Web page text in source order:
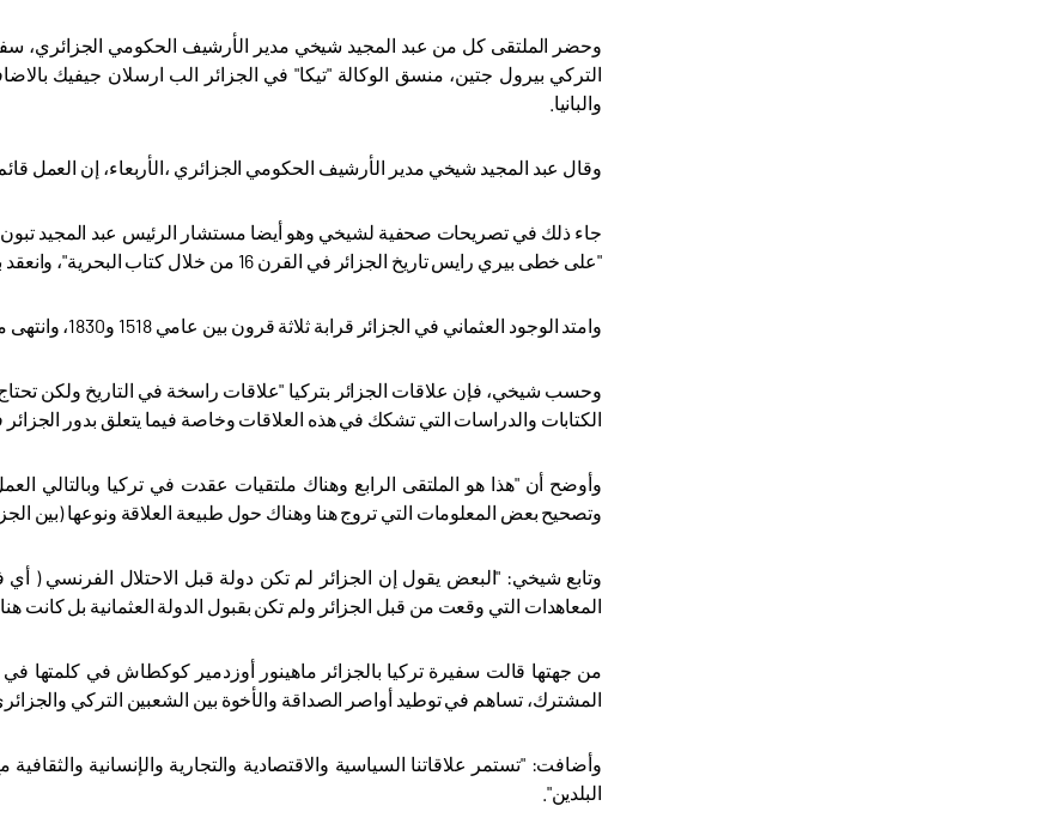
وحضر الملتقى كل من عبد المجيد شيخي مدير الأرشيف الحكومي الجزائري،
التركي بيرول جتين، منسق الوكالة "تيكا" في الجزائر الب ارسلان جيفيك
والبانيا.
وقال عبد المجيد شيخي مدير الأرشيف الحكومي الجزائري ،الأربعاء، إن العمل
جاء ذلك في تصريحات صحفية لشيخي وهو أيضا مستشار الرئيس عبد المجيد تبون
"على خطى بيري رايس تاريخ الجزائر في القرن 16 من خلال كتاب البحرية"، وانعقد بالعاصمة الجزائر
وامتد الوجود العثماني في الجزائر قرابة ثلاثة قرون بين عامي 1518 و1830، وانتهى مع الغزو الفرنسي للجزائر واحتلالها لغاية عام 1962
وحسب شيخي، فإن علاقات الجزائر بتركيا "علاقات راسخة في التاريخ ولكن
الكتابات والدراسات التي تشكك في هذه العلاقات وخاصة فيما يتعلق بدور الجزائر
وأوضح أن "هذا هو الملتقى الرابع وهناك ملتقيات عقدت في تركيا وبالتالي
وتصحيح بعض المعلومات التي تروج هنا وهناك حول طبيعة العلاقة ونوعها (بين
وتابع شيخي: "البعض يقول إن الجزائر لم تكن دولة قبل الاحتلال الفرنسي (
المعاهدات التي وقعت من قبل الجزائر ولم تكن بقبول الدولة العثمانية بل كانت
من جهتها قالت سفيرة تركيا بالجزائر ماهينور أوزدمير كوكطاش في كلمتها في
المشترك، تساهم في توطيد أواصر الصداقة والأخوة بين الشعبين التركي والجزائري
وأضافت: "تستمر علاقاتنا السياسية والاقتصادية والتجارية والإنسانية
البلدين".